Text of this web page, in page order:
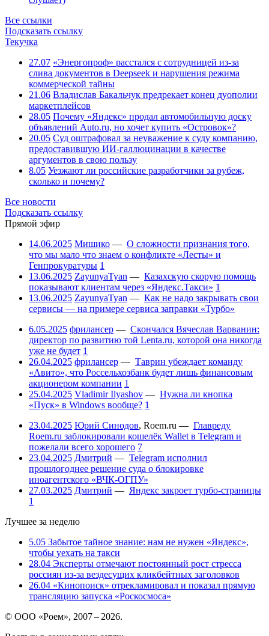
Все ссылки
Подсказать ссылку
Текучка
27.07 «Энергопроф» расстался с сотрудницей из-за
слива документов в Deepseek и нарушения режима
коммерческой тайны
21.06 Владислав Бакальчук предрекает конец дуополии
маркетплейсов
28.05 Почему «Яндекс» продал автомобильную доску
объявлений Auto.ru, но хочет купить «Островок»?
20.05 Суд оштрафовал за неуважение к суду компанию,
предоставившую ИИ-галлюцинации в качестве
аргументов в свою пользу
8.05 Уезжают ли российские разработчики за рубеж,
сколько и почему?
Все новости
Подсказать ссылку
Прямой эфир
14.06.2025 Мишико — О сложности признания того,
что мы мало что знаем о конфликте «Лесты» и
Генпрокуратуры 1
13.06.2025 ZayunyaTyan — Казахскую скорую помощь
показывают клиентам через «Яндекс.Такси» 1
13.06.2025 ZayunyaTyan — Как не надо закрывать свои
сервисы — на примере сервиса заправки «Турбо»
6.05.2025 фрилансер — Скончался Вячеслав Варванин:
директор по развитию той Lenta.ru, которой она никогда
уже не будет 1
26.04.2025 фрилансер — Таврин убеждает команду
«Авито», что Россельхозбанк будет лишь финансовым
акционером компании 1
25.04.2025 Vladimir Ilyashov — Нужна ли кнопка
«Пуск» в Windows вообще? 1
23.04.2025 Юрий Синодов, Roem.ru — Главреду
Roem.ru заблокировали кошелёк Wallet в Telegram и
пожелали всего хорошего 7
23.04.2025 Дмитрий — Telegram исполнил
прошлогоднее решение суда о блокировке
иноагентского «ВЧК-ОГПУ»
27.03.2025 Дмитрий — Яндекс закроет турбо-страницы
1
Лучшее за неделю
5.05 Забытое тайное знание: нам не нужен «Яндекс»,
чтобы уехать на такси
28.04 Эксперты отмечают постоянный рост стресса
россиян из-за вездесущих кликбейтных заголовков
26.04 «Кинопоиск» отрекламировал и показал прямую
трансляцию запуска «Роскосмоса»
© ООО «Роем», 2007 – 2026.